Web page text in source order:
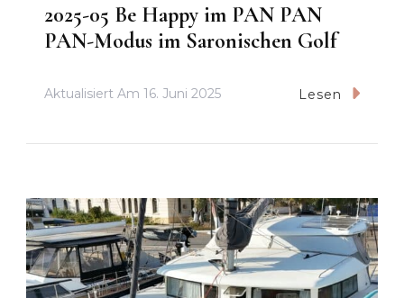
2025-05 Be Happy im PAN PAN
PAN-Modus im Saronischen Golf
Aktualisiert Am 16. Juni 2025 Lesen